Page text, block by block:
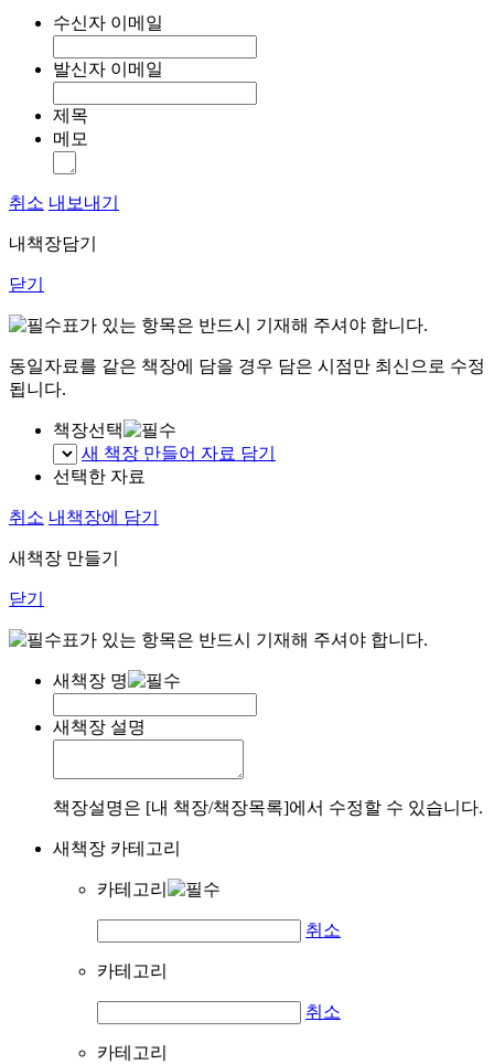
수신자 이메일
발신자 이메일
제목
메모
취소 내보내기
내책장담기
닫기
표가 있는 항목은 반드시 기재해 주셔야 합니다.
동일자료를 같은 책장에 담을 경우 담은 시점만 최신으로 수정
됩니다.
책장선택
새 책장 만들어 자료 담기
선택한 자료
취소 내책장에 담기
새책장 만들기
닫기
표가 있는 항목은 반드시 기재해 주셔야 합니다.
새책장 명
새책장 설명
책장설명은 [내 책장/책장목록]에서 수정할 수 있습니다.
새책장 카테고리
카테고리
취소
카테고리
취소
카테고리